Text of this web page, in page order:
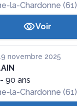
la-Chardonne (61)
Voir
novembre 2025
- 90 ans
la-Chardonne (61)